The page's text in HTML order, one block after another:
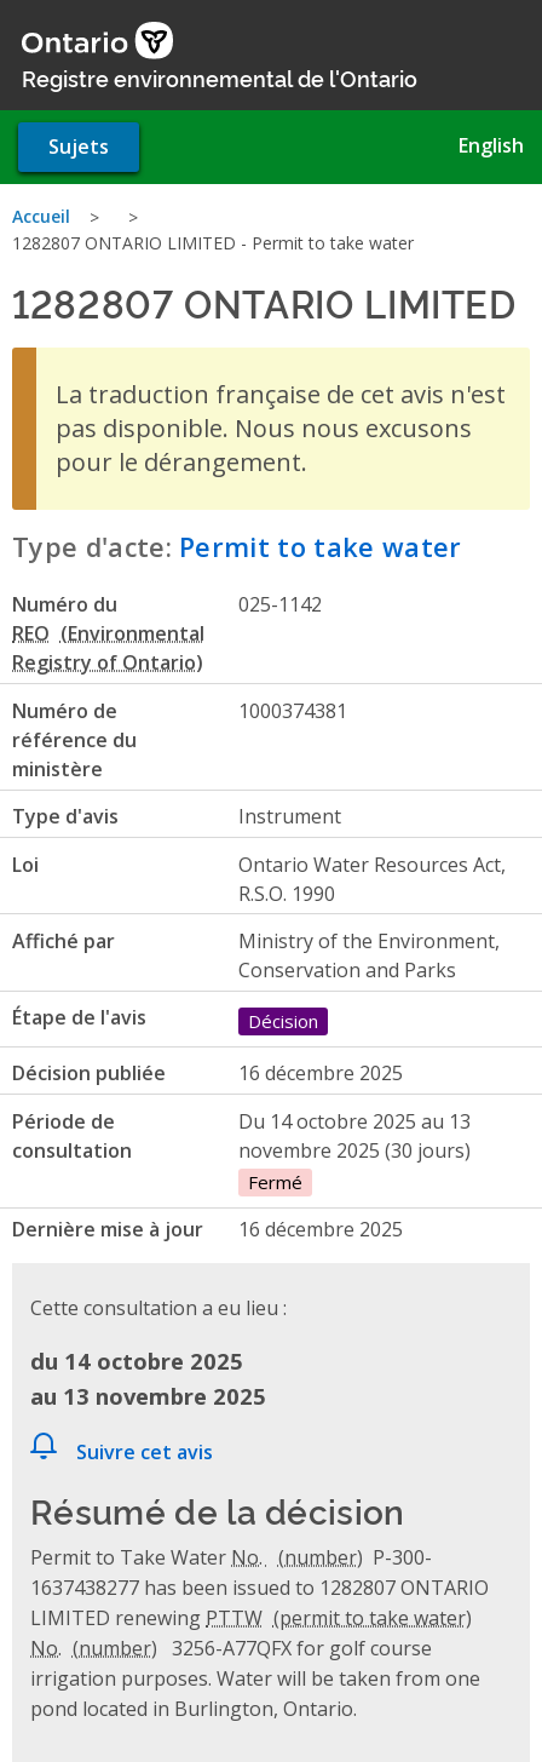
au
contenu
Registre environnemental de l'Ontario
Sujets English
Vous
ici
Accueil
1282807 ONTARIO LIMITED - Permit to take water
1282807 ONTARIO LIMITED
La traduction française de cet avis n'est
pas disponible. Nous nous excusons
pour le dérangement.
Type d'acte: Permit to take water
Numéro du
REO
025-1142
Numéro de
référence du
ministère
1000374381
Type d'avis
Instrument
Loi
Ontario Water Resources Act,
R.S.O. 1990
Affiché par
Ministry of the Environment,
Conservation and Parks
Étape de l'avis
Décision
Décision publiée
16 décembre 2025
Période de
consultation
Du 14 octobre 2025 au 13
novembre 2025 (30 jours)
Fermé
Dernière mise à jour 16 décembre 2025
Cette consultation a eu lieu :
du 14 octobre 2025
au 13 novembre 2025
Suivre cet avis
Résumé de la décision
Permit to Take Water No.
P-300-
1637438277 has been issued to 1282807 ONTARIO
LIMITED renewing PTTW
No.
3256-A77QFX for golf course
irrigation purposes. Water will be taken from one
pond located in Burlington, Ontario.